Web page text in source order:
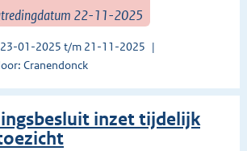
22-11-2025
23-01-2025 t/m 21-11-2025
Cranendonck
inzet tijdelijk